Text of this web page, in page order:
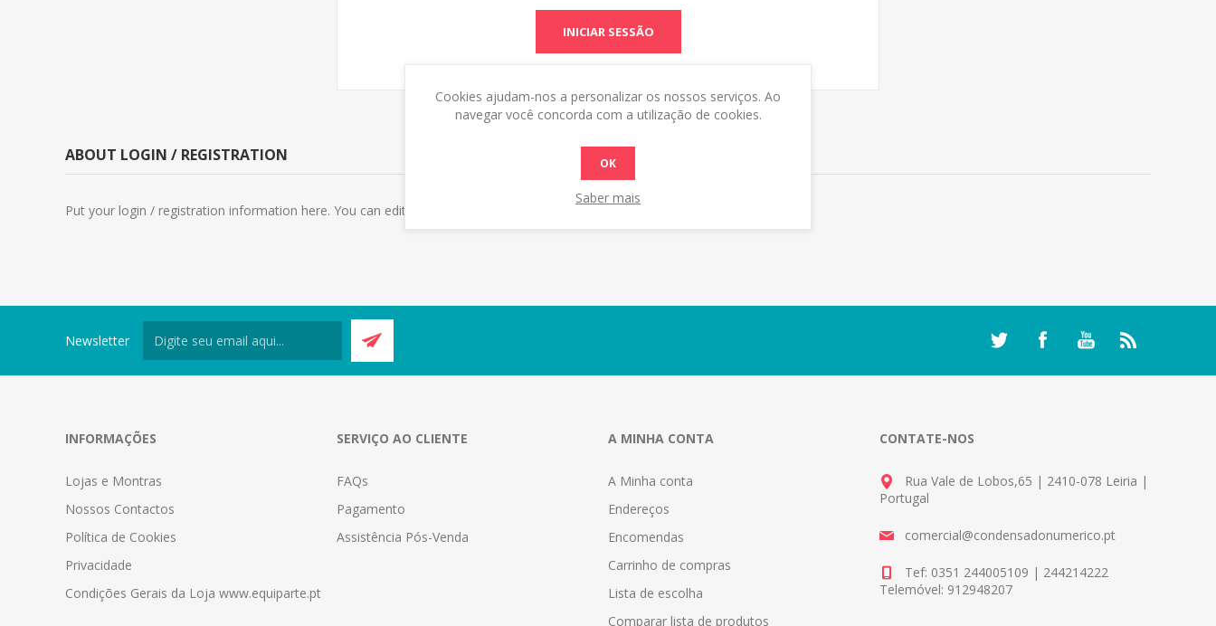
INICIAR SESSÃO
ABOUT LOGIN / REGISTRATION
Put your login / registration information here. You can edit this in the admin site.
Newsletter
INFORMAÇÕES
Lojas e Montras
Nossos Contactos
Política de Cookies
Privacidade
Condições Gerais da Loja www.equiparte.pt
SERVIÇO AO CLIENTE
FAQs
Pagamento
Assistência Pós-Venda
A MINHA CONTA
A Minha conta
Endereços
Encomendas
Carrinho de compras
Lista de escolha
Comparar lista de produtos
CONTATE-NOS
Rua Vale de Lobos,65 | 2410-078 Leiria |
Portugal
comercial@condensadonumerico.pt
Tef: 0351 244005109 | 244214222
Telemóvel: 912948207
Cookies ajudam-nos a personalizar os nossos serviços. Ao
navegar você concorda com a utilização de cookies.
OK
Saber mais